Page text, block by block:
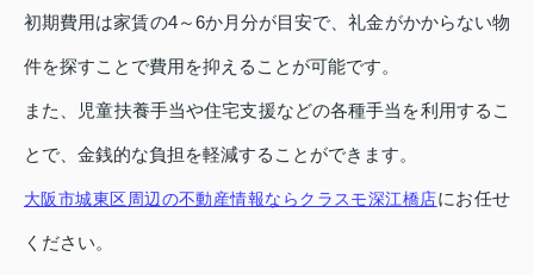
初期費用は家賃の4～6か月分が目安で、礼金がかからない物
件を探すことで費用を抑えることが可能です。
また、児童扶養手当や住宅支援などの各種手当を利用するこ
とで、金銭的な負担を軽減することができます。
大阪市城東区周辺の不動産情報ならクラスモ深江橋店にお任せ
ください。